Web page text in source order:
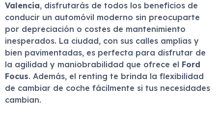
Valencia, disfrutarás de todos los beneficios de
conducir un automóvil moderno sin preocuparte
por depreciación o costes de mantenimiento
inesperados. La ciudad, con sus calles amplias y
bien pavimentadas, es perfecta para disfrutar de
la agilidad y maniobrabilidad que ofrece el Ford
Focus. Además, el renting te brinda la flexibilidad
de cambiar de coche fácilmente si tus necesidades
cambian.